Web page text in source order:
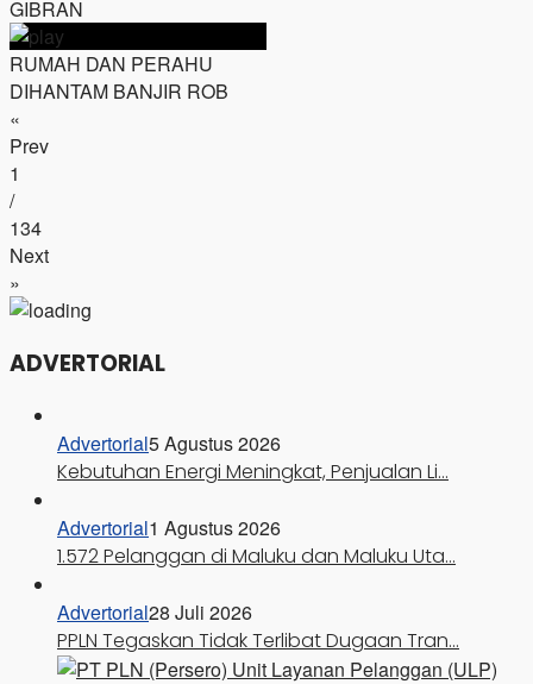
GIBRAN
RUMAH DAN PERAHU
DIHANTAM BANJIR ROB
«
Prev
1
/
134
Next
»
ADVERTORIAL
Advertorial5 Agustus 2026
Kebutuhan Energi Meningkat, Penjualan Li…
Advertorial1 Agustus 2026
1.572 Pelanggan di Maluku dan Maluku Uta…
Advertorial28 Juli 2026
PPLN Tegaskan Tidak Terlibat Dugaan Tran…